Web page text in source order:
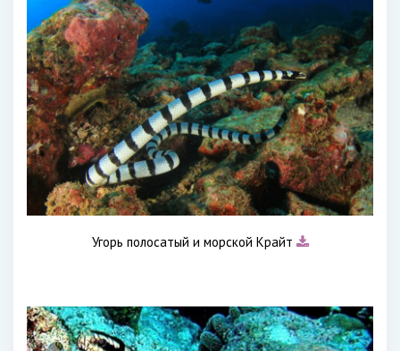
Угорь полосатый и морской Крайт